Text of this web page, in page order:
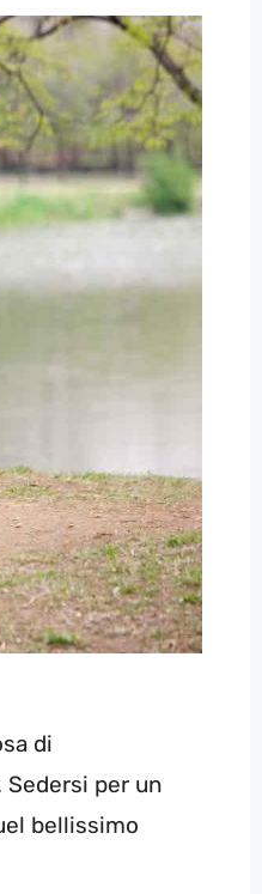
di
per un
bellissimo